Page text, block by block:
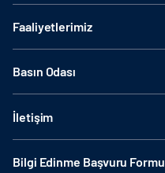
Faaliyetlerimiz
Basın Odası
İletişim
Bilgi Edinme Başvuru Formu